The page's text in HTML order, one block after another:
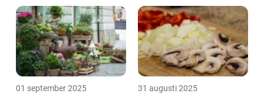
01 september 2025 31 augusti 2025